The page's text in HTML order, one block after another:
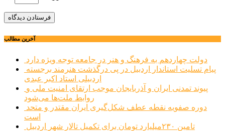
آخرین مطالب
دولت چهاردهم به فرهنگ و هنر در جامعه توجه ویژه دارد
اردبیلی استاد اکبر عبدی
روابط ملت‌ها می‌شود
است
تامین ۲۳۰میلیارد تومان برای تکمیل تالار شهر اردبیل